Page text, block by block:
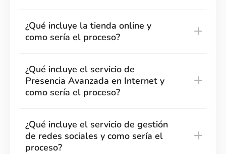
¿Qué incluye la tienda online y
como sería el proceso?
¿Qué incluye el servicio de
Presencia Avanzada en Internet y
como sería el proceso?
¿Qué incluye el servicio de gestión
de redes sociales y como sería el
proceso?